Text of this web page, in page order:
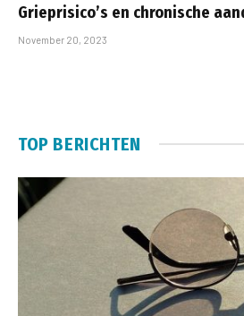
Grieprisico’s en chronische
November 20, 2023
TOP BERICHTEN